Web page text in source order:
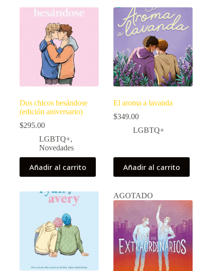
Dos chicos besándose
(edición aniversario)
$295.00
LGBTQ+,
Novedades
Añadir al carrito
El aroma a lavanda
$349.00
LGBTQ+
Añadir al carrito
AGOTADO